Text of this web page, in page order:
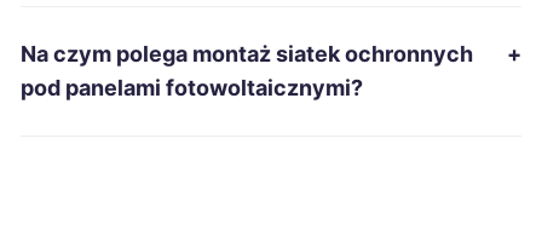
Zawiercie
Na czym polega montaż siatek ochronnych
pod panelami fotowoltaicznymi?
+